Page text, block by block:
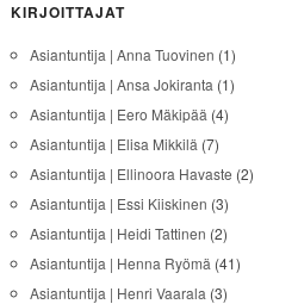
KIRJOITTAJAT
Asiantuntija | Anna Tuovinen (1)
Asiantuntija | Ansa Jokiranta (1)
Asiantuntija | Eero Mäkipää (4)
Asiantuntija | Elisa Mikkilä (7)
Asiantuntija | Ellinoora Havaste (2)
Asiantuntija | Essi Kiiskinen (3)
Asiantuntija | Heidi Tattinen (2)
Asiantuntija | Henna Ryömä (41)
Asiantuntija | Henri Vaarala (3)